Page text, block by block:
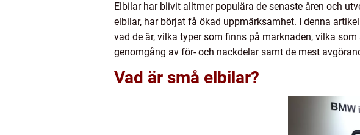
Elbilar har blivit alltmer populära de senaste åren och
elbilar, har börjat få ökad uppmärksamhet. I denna
vad de är, vilka typer som finns på marknaden, vilka
genomgång av för- och nackdelar samt de mest
Vad är små elbilar?